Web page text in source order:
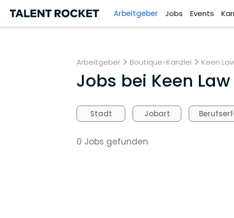
Arbeitgeber Jobs Events
Arbeitgeber Boutique-Kanzlei Keen
Jobs bei Keen
Stadt Jobart
0 Jobs gefunden